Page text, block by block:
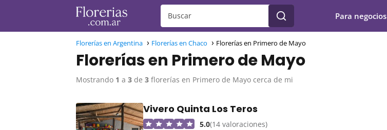
Para negocios
Florerías en Argentina Florerías en Chaco Florerías en Primero de Mayo
Florerías en Primero de Mayo
Mostrando 1 a 3 de 3 florerías en Primero de Mayo cerca de mi
Vivero Quinta Los Teros
5.0(14 valoraciones)